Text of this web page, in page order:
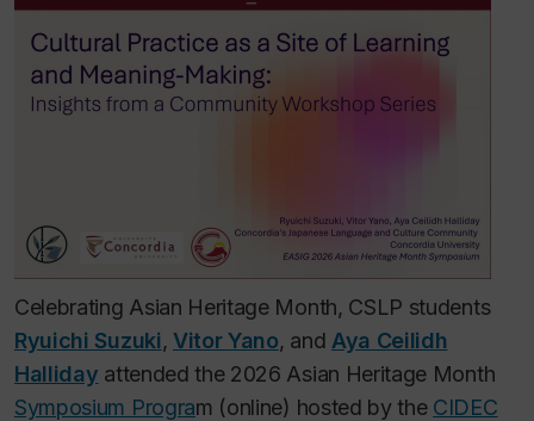
Celebrating Asian Heritage Month, CSLP students
Ryuichi Suzuki, Vitor Yano, and Aya Ceilidh
Halliday attended the 2026 Asian Heritage Month
Symposium Program (online) hosted by the CIDEC